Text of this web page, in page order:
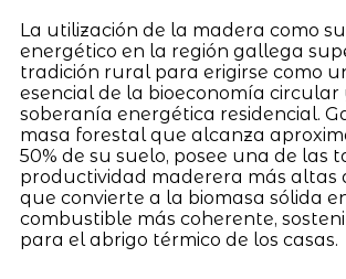
La utilización de la madera como
energético en la región gallega
tradición rural para erigirse como
esencial de la bioeconomía circular
soberanía energética residencial.
masa forestal que alcanza
50% de su suelo, posee una de las
productividad maderera más altas
que convierte a la biomasa sólida
combustible más coherente,
para el abrigo térmico de los casas.